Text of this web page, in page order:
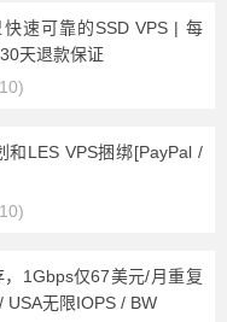
速可靠的SSD VPS | 每
天退款保证
和LES VPS捆绑[PayPal /
，1Gbps仅67美元/月重复
USA无限IOPS / BW